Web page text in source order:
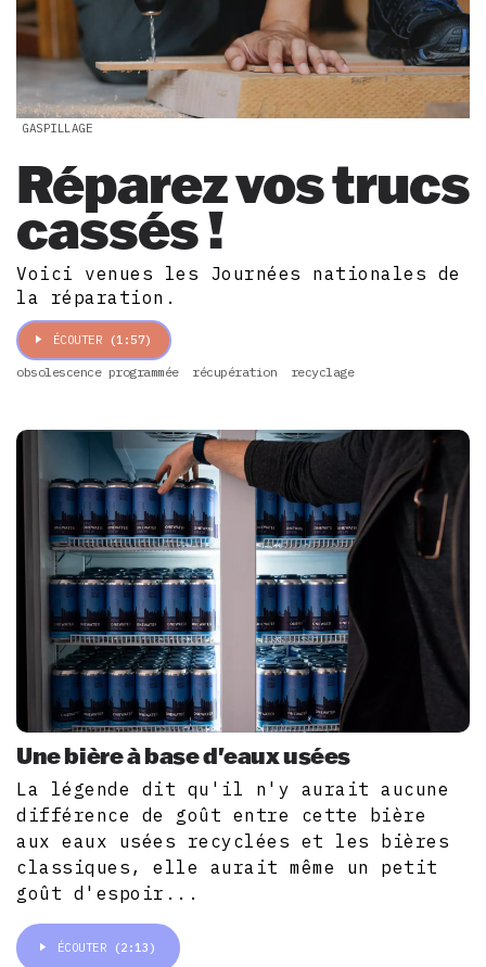
GASPILLAGE
Réparez vos trucs
cassés !
Voici venues les Journées nationales de
la réparation.
ÉCOUTER (1:57)
obsolescence programmée récupération recyclage
Une bière à base d'eaux usées
La légende dit qu'il n'y aurait aucune
différence de goût entre cette bière
aux eaux usées recyclées et les bières
classiques, elle aurait même un petit
goût d'espoir...
ÉCOUTER (2:13)